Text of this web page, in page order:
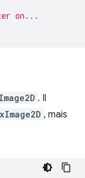
on...
. Il
, mais